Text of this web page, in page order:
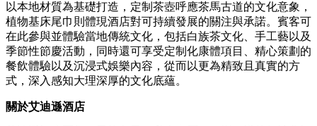
以本地材質為基礎打造，定制茶壺呼應茶馬古道的文化意象，
植物基床尾巾則體現酒店對可持續發展的關注與承諾。賓客可
在此參與並體驗當地傳統文化，包括白族茶文化、手工藝以及
季節性節慶活動，同時還可享受定制化康體項目、精心策劃的
餐飲體驗以及沉浸式娛樂內容，從而以更為精致且真實的方
式，深入感知大理深厚的文化底蘊。
關於艾迪遜酒店